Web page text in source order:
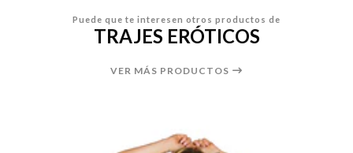
Puede que te interesen otros productos de
TRAJES ERÓTICOS
VER MÁS PRODUCTOS